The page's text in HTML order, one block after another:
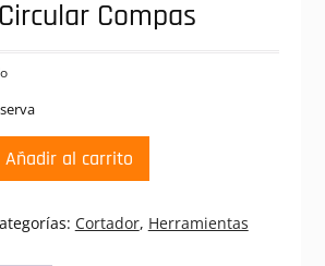
Compas
Añadir al carrito
Cortador, Herramientas